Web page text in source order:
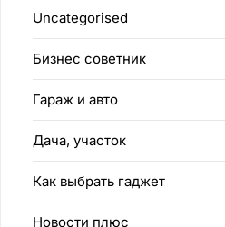
Uncategorised
Бизнес советник
Гараж и авто
Дача, участок
Как выбрать гаджет
Новости плюс